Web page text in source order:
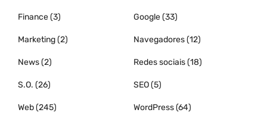
Finance(3) Google(33)
Marketing(2) Navegadores(12)
News(2) Redes sociais(18)
S.O. (26) SEO(5)
Web(245) WordPress(64)